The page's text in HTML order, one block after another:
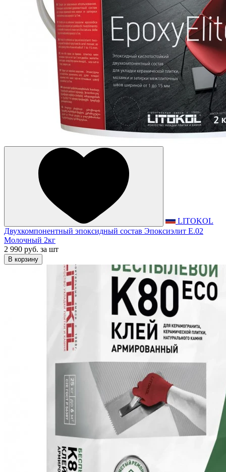
LITOKOL
Двухкомпонентный эпоксидный состав Эпоксиэлит E.02
Молочный 2кг
2 990 руб. за шт
В корзину